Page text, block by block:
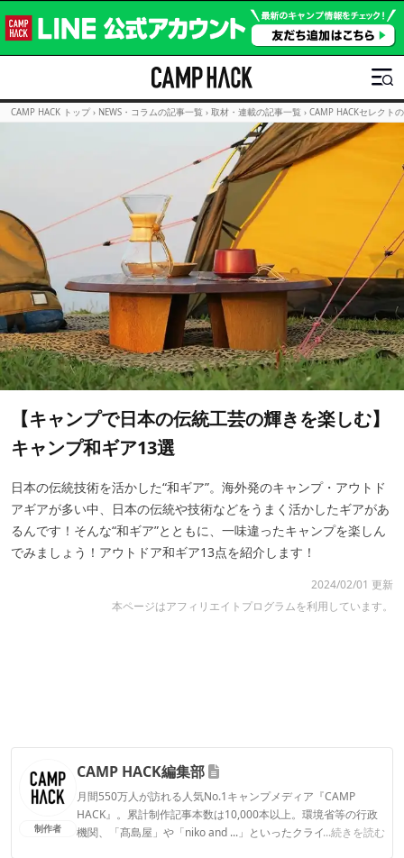
CAMP HACK トップ › NEWS・コラムの記事一覧 › 取材・連載の記事一覧 › CAMP HACKセレクト
【キャンプで日本の伝統工芸の輝きを楽しむ】
キャンプ和ギア13選
日本の伝統技術を活かした“和ギア”。海外発のキャンプ・アウトド
アギアが多い中、日本の伝統や技術などをうまく活かしたギアがあ
るんです！そんな“和ギア”とともに、一味違ったキャンプを楽しん
でみましょう！アウトドア和ギア13点を紹介します！
2024/02/01 更新
本ページはアフィリエイトプログラムを利用しています。
制作者
CAMP HACK編集部
月間550万人が訪れる人気No.1キャンプメディア『CAMP
HACK』。累計制作記事本数は10,000本以上。環境省等の行政
機関、「髙島屋」や「niko and ...」といったクライアントとの
...続きを読む